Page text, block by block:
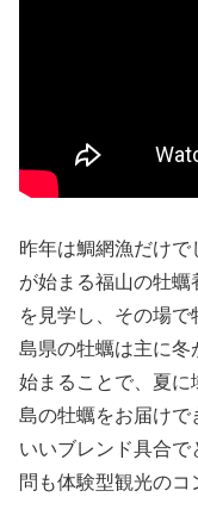
昨年は鯛網漁だけ
が始まる福山の牡蠣
を見学し、その場
島県の牡蠣は主に冬
始まることで、夏に
島の牡蠣をお届けで
いいブレンド具合
問も体験型観光のコ